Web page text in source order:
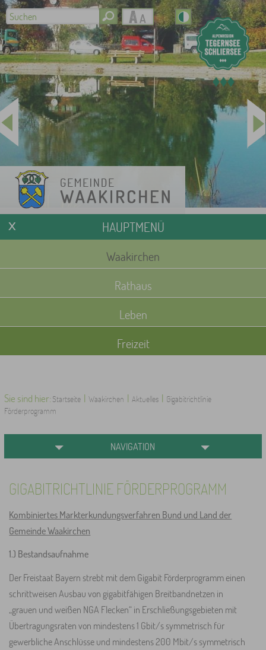
HAUPTMENÜ
Waakirchen
Rathaus
Leben
Freizeit
Sie sind hier: Startseite | Waakirchen | Aktuelles | Gigabitrichtlinie
Förderprogramm
NAVIGATION
GIGABITRICHTLINIE FÖRDERPROGRAMM
Kombiniertes Markterkundungsverfahren Bund und Land der
Gemeinde Waakirchen
1.) Bestandsaufnahme
Der Freistaat Bayern strebt mit dem Gigabit Förderprogramm einen
schrittweisen Ausbau von gigabitfähigen Breitbandnetzen in
„grauen und weißen NGA Flecken“ in Erschließungsgebieten mit
Übertragungsraten von mindestens 1 Gbit/s symmetrisch für
gewerbliche Anschlüsse und mindestens 200 Mbit/s symmetrisch